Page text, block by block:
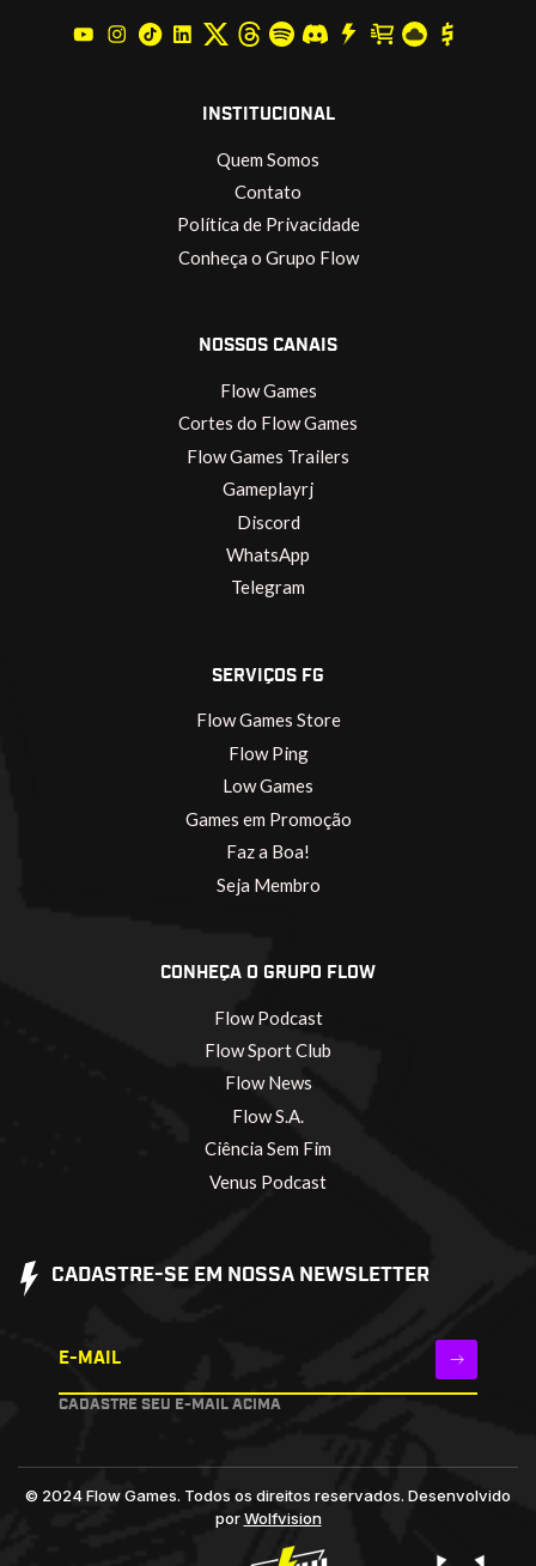
INSTITUCIONAL
Quem Somos
Contato
Política de Privacidade
Conheça o Grupo Flow
NOSSOS CANAIS
Flow Games
Cortes do Flow Games
Flow Games Trailers
Gameplayrj
Discord
WhatsApp
Telegram
SERVIÇOS FG
Flow Games Store
Flow Ping
Low Games
Games em Promoção
Faz a Boa!
Seja Membro
CONHEÇA O GRUPO FLOW
Flow Podcast
Flow Sport Club
Flow News
Flow S.A.
Ciência Sem Fim
Venus Podcast
CADASTRE-SE EM NOSSA NEWSLETTER
E-MAIL
CADASTRE SEU E-MAIL ACIMA
© 2024 Flow Games. Todos os direitos reservados. Desenvolvido
porWolfvision